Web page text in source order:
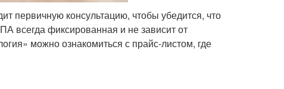
первичную консультацию, чтобы убедится, что
всегда фиксированная и не зависит от
можно ознакомиться с прайс-листом, где